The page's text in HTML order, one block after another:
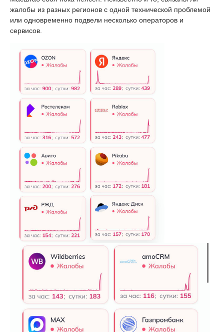
жалобы из разных регионов с одной технической проблемой
или одновременно подвели несколько операторов и
сервисов.